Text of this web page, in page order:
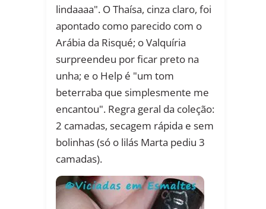
lindaaaa". O Thaísa, cinza claro, foi
apontado como parecido com o
Arábia da Risqué; o Valquíria
surpreendeu por ficar preto na
unha; e o Help é "um tom
beterraba que simplesmente me
encantou". Regra geral da coleção:
2 camadas, secagem rápida e sem
bolinhas (só o lilás Marta pediu 3
camadas).